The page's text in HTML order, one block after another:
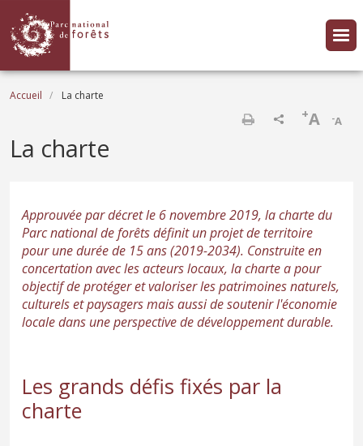
Fil d'Ariane
Accueil La charte
-A
+A
La charte
Approuvée par décret le 6 novembre 2019, la charte du
Parc national de forêts définit un projet de territoire
pour une durée de 15 ans (2019-2034). Construite en
concertation avec les acteurs locaux, la charte a pour
objectif de protéger et valoriser les patrimoines naturels,
culturels et paysagers mais aussi de soutenir l'économie
locale dans une perspective de développement durable.
Les grands défis fixés par la
charte